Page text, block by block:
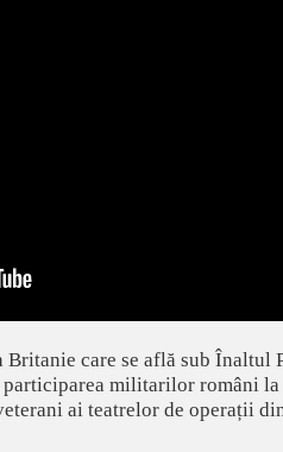
care se află sub
militarilor români
ai teatrelor de operații